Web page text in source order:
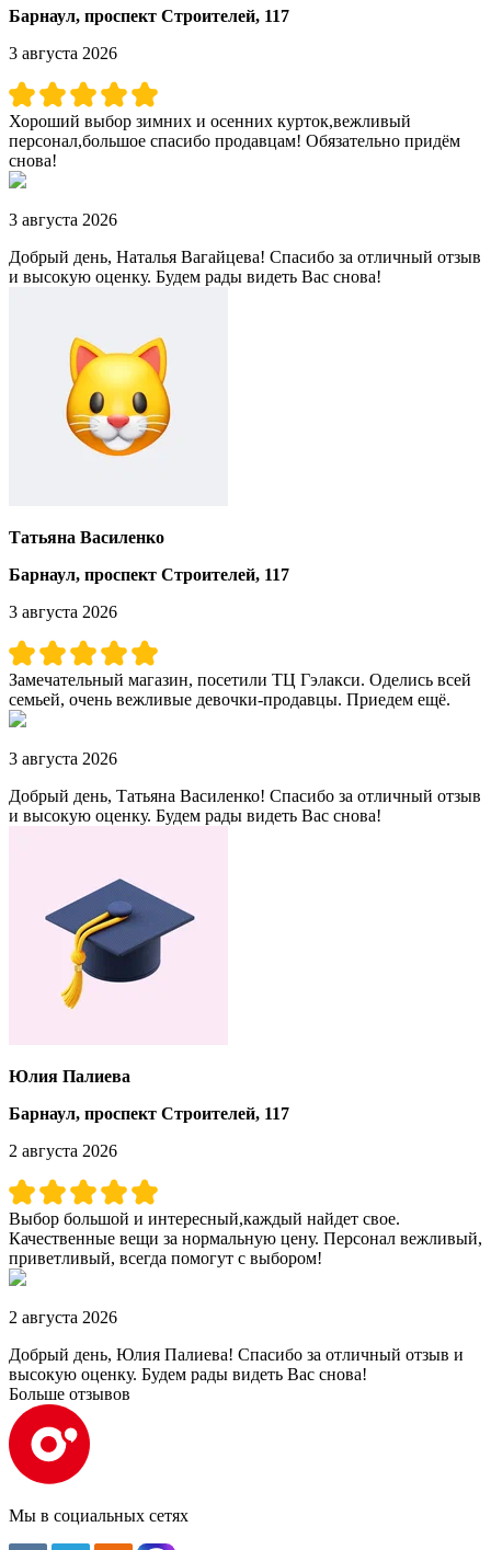
Барнаул, проспект Строителей, 117
3 августа 2026
Хороший выбор зимних и осенних курток,вежливый
персонал,большое спасибо продавцам! Обязательно придём
снова!
3 августа 2026
Добрый день, Наталья Вагайцева! Спасибо за отличный отзыв
и высокую оценку. Будем рады видеть Вас снова!
Татьяна Василенко
Барнаул, проспект Строителей, 117
3 августа 2026
Замечательный магазин, посетили ТЦ Гэлакси. Оделись всей
семьей, очень вежливые девочки-продавцы. Приедем ещё.
3 августа 2026
Добрый день, Татьяна Василенко! Спасибо за отличный отзыв
и высокую оценку. Будем рады видеть Вас снова!
Юлия Палиева
Барнаул, проспект Строителей, 117
2 августа 2026
Выбор большой и интересный,каждый найдет свое.
Качественные вещи за нормальную цену. Персонал вежливый,
приветливый, всегда помогут с выбором!
2 августа 2026
Добрый день, Юлия Палиева! Спасибо за отличный отзыв и
высокую оценку. Будем рады видеть Вас снова!
Больше отзывов
Мы в социальных сетях